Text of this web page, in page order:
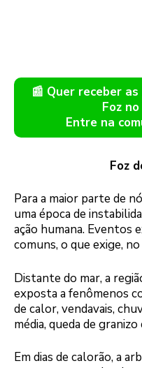
📰 Quer receber as
Foz
Entre na
Foz
Para a maior parte de
uma época de
ação humana. Eventos
comuns, o que exige,
Distante do mar, a
exposta a fenômenos
de calor, vendavais,
média, queda de
Em dias de calorão, a